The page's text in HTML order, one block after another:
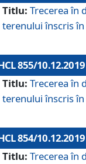
Titlu: Trecerea în
terenului înscris
855/10.12.2019
Titlu: Trecerea în
terenului înscris
854/10.12.2019
Titlu: Trecerea în